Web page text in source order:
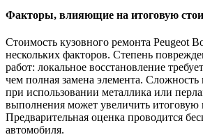
Факторы, влияющие на итоговую
Стоимость кузовного ремонта Peugeot
нескольких факторов. Степень
работ: локальное восстановление
чем полная замена элемента. Сложность
при использовании металлика или
выполнения может увеличить итоговую
Предварительная оценка проводится
автомобиля.